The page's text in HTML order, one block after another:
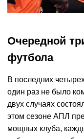
Очередной
футбола
В последних
один раз не было
двух случаях
этом сезоне АПЛ
мощных клуба,